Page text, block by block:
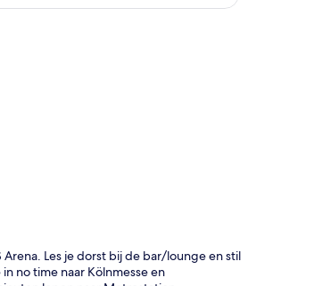
Les je dorst bij de bar/lounge en stil
no time naar Kölnmesse en